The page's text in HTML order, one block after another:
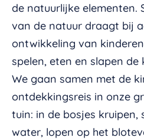
de natuurlijke elementen.
van de natuur draagt bij
ontwikkeling van
spelen, eten en slapen de
We gaan samen met de
ontdekkingsreis in onze
tuin: in de bosjes kruipen,
water, lopen op het